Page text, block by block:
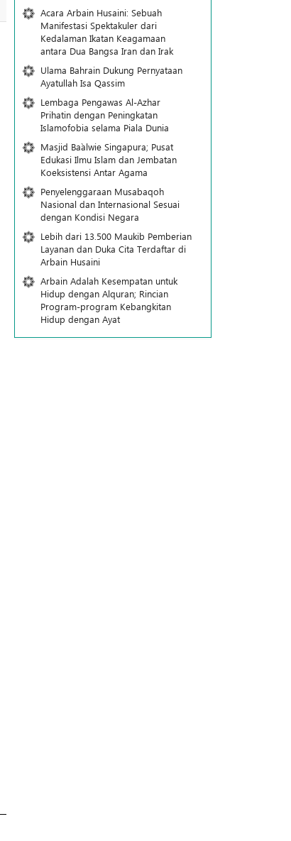
Acara Arbain Husaini: Sebuah
Manifestasi Spektakuler dari
Kedalaman Ikatan Keagamaan
antara Dua Bangsa Iran dan Irak
Ulama Bahrain Dukung Pernyataan
Ayatullah Isa Qassim
Lembaga Pengawas Al-Azhar
Prihatin dengan Peningkatan
Islamofobia selama Piala Dunia
Masjid Ba`alwie Singapura; Pusat
Edukasi Ilmu Islam dan Jembatan
Koeksistensi Antar Agama
Penyelenggaraan Musabaqoh
Nasional dan Internasional Sesuai
dengan Kondisi Negara
Lebih dari 13.500 Maukib Pemberian
Layanan dan Duka Cita Terdaftar di
Arbain Husaini
Arbain Adalah Kesempatan untuk
Hidup dengan Alquran; Rincian
Program-program Kebangkitan
Hidup dengan Ayat